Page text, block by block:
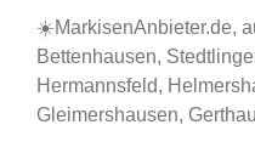
☀️MarkisenAnbieter.de,
Bettenhausen,
Hermannsfeld,
Gleimershausen,